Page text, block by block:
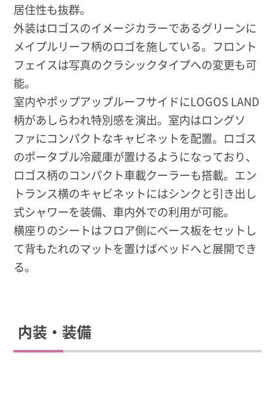
居住性も抜群。
外装はロゴスのイメージカラーであるグリーンに
メイプルリーフ柄のロゴを施している。フロント
フェイスは写真のクラシックタイプへの変更も可
能。
室内やポップアップルーフサイドにLOGOS LAND
柄があしらわれ特別感を演出。室内はロングソ
ファにコンパクトなキャビネットを配置。ロゴス
のポータブル冷蔵庫が置けるようになっており、
ロゴス柄のコンパクト車載クーラーも搭載。エン
トランス横のキャビネットにはシンクと引き出し
式シャワーを装備、車内外での利用が可能。
横座りのシートはフロア側にベース板をセットし
て背もたれのマットを置けばベッドへと展開でき
る。
内装・装備